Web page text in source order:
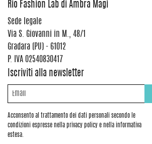
Rio Fashion Lab di Ambra Magi
Sede legale
Via S. Giovanni in M., 48/1
Gradara (PU) - 61012
P. IVA 02540830417
Iscriviti alla newsletter
Acconsento al trattamento dei dati personali secondo le
condizioni espresse nella privacy policy e nella informativa
estesa.